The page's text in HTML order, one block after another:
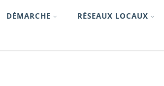
DÉMARCHE RÉSEAUX LOCAUX